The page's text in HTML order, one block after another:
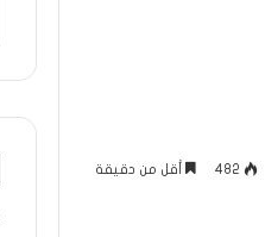
482 أقل من دقيقة